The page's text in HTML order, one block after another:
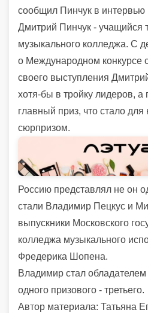
сообщил Пинчук в
Дмитрий Пинчук - учащийся
музыкального колледжа. С
о Международном конкурсе
своего выступления
хотя-бы в тройку лидеров, а
главный приз, что стало
сюрпризом.
Россию представлял не он
стали Владимир Пецкус и
выпускники Московского
колледжа музыкального
Фредерика Шопена.
Владимир стал
одного призового - третьего.
Автор материала: Татьяна